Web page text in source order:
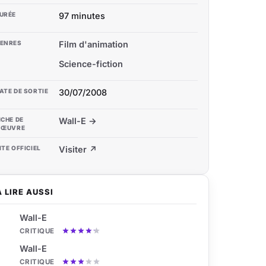
LIRE AUSSI
Wall-E
CRITIQUE
Wall-E
CRITIQUE
97 minutes
Film d'animation
Science-fiction
DE SORTIE 30/07/2008
DE
Wall-E →
OFFICIEL Visiter ↗